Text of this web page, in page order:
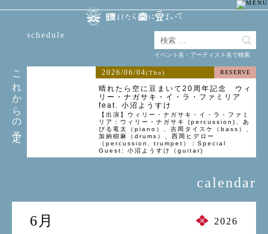
これからの予定
schedule
2026/06/04(Thu) RESERVE
晴れたら空に豆まいて20周年記念 ウィ
リー・ナガサキ・イ・ラ・ファミリア
feat. 小沼ようすけ
【出演】ウィリー・ナガサキ・イ・ラ・ファミ
リア：ウィリー・ナガサキ (percussion)、あ
びる竜太（piano）、吉岡タイスケ（bass）、
加納樹麻（drums）、西岡ヒデロー
（percussion, trumpet）：Special
Guest: 小沼ようすけ（guitar)
calendar
6月 2026
イベント名・アーティスト名で検索